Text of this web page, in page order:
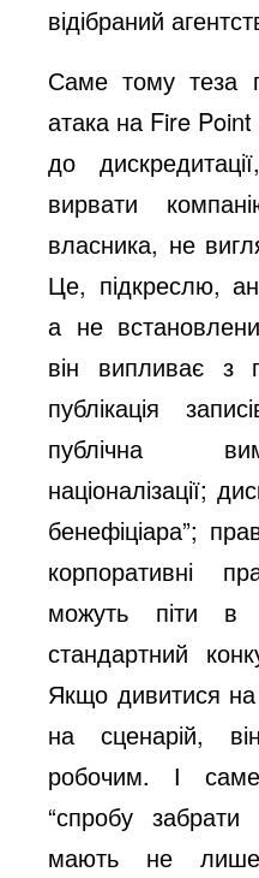
відібраний
Саме тому теза
атака на Fire
до
вирвати
власника, не
Це, підкреслю,
а не
він випливає з
публікація
публічна
націоналізації;
бенефіціара”;
корпоративні
можуть піти
стандартний
Якщо дивитися на
на сценарій,
робочим. І
“спробу забрати
мають не